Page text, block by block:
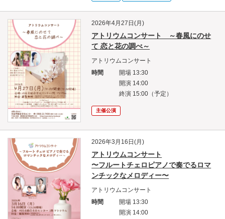
2026年4月27日(月)
アトリウムコンサート ～春風にのせ
て 恋と花の調べ～
アトリウムコンサート
時間
開場 13:30
開演 14:00
終演 15:00（予定）
主催公演
2026年3月16日(月)
アトリウムコンサート
〜フルートチェロピアノで奏でるロマ
ンチックなメロディー〜
アトリウムコンサート
時間
開場 13:30
開演 14:00